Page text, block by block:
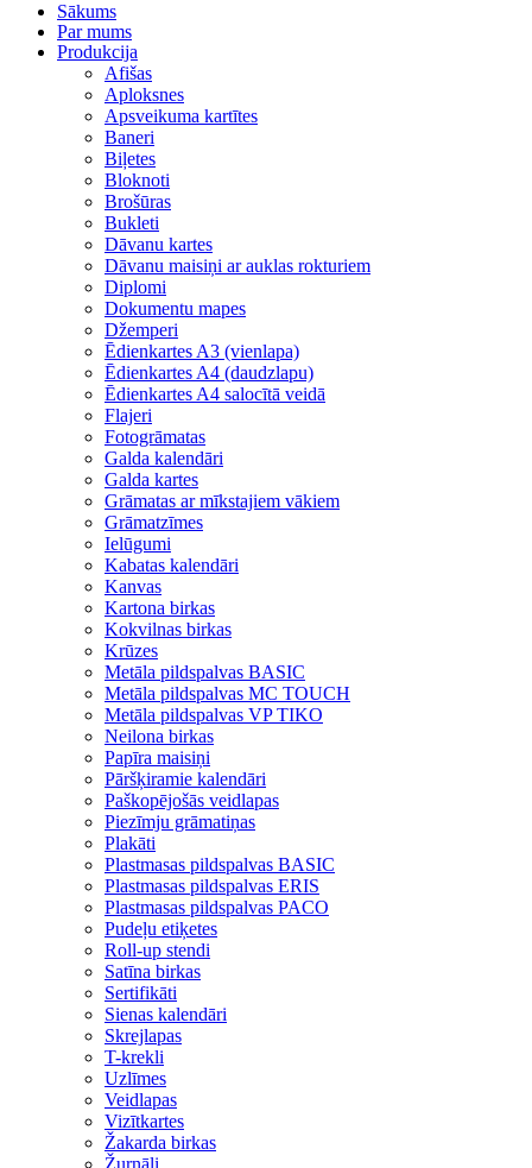
Sākums
Par mums
Produkcija
Afišas
Aploksnes
Apsveikuma kartītes
Baneri
Biļetes
Bloknoti
Brošūras
Bukleti
Dāvanu kartes
Dāvanu maisiņi ar auklas rokturiem
Diplomi
Dokumentu mapes
Džemperi
Ēdienkartes A3 (vienlapa)
Ēdienkartes A4 (daudzlapu)
Ēdienkartes A4 salocītā veidā
Flajeri
Fotogrāmatas
Galda kalendāri
Galda kartes
Grāmatas ar mīkstajiem vākiem
Grāmatzīmes
Ielūgumi
Kabatas kalendāri
Kanvas
Kartona birkas
Kokvilnas birkas
Krūzes
Metāla pildspalvas BASIC
Metāla pildspalvas MC TOUCH
Metāla pildspalvas VP TIKO
Neilona birkas
Papīra maisiņi
Pāršķiramie kalendāri
Paškopējošās veidlapas
Piezīmju grāmatiņas
Plakāti
Plastmasas pildspalvas BASIC
Plastmasas pildspalvas ERIS
Plastmasas pildspalvas PACO
Pudeļu etiķetes
Roll-up stendi
Satīna birkas
Sertifikāti
Sienas kalendāri
Skrejlapas
T-krekli
Uzlīmes
Veidlapas
Vizītkartes
Žakarda birkas
Žurnāli